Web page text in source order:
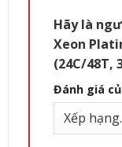
Hãy là
Xeon
(24C/48T,
Đánh giá